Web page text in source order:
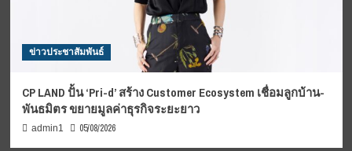
ข่าวประชาสัมพันธ์
CP LAND ปั้น ‘Pri-d’ สร้าง Customer Ecosystem เชื่อมลูกบ้าน-
พันธมิตร ขยายมูลค่าธุรกิจระยะยาว
admin1 05/08/2026